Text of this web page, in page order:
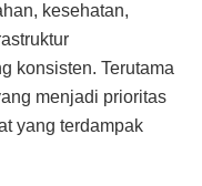
kesehatan,
konsisten. Terutama
menjadi prioritas
yang terdampak